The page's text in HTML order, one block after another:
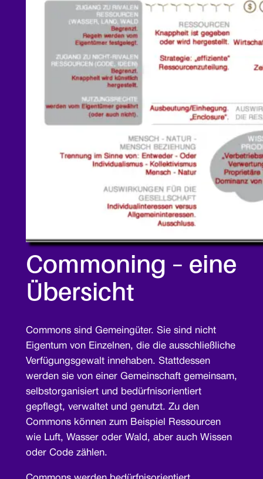
Commoning – eine
Übersicht
Commons sind Gemeingüter. Sie sind nicht
Eigentum von Einzelnen, die die ausschließliche
Verfügungsgewalt innehaben. Stattdessen
werden sie von einer Gemeinschaft gemeinsam,
selbstorganisiert und bedürfnisorientiert
gepflegt, verwaltet und genutzt. Zu den
Commons können zum Beispiel Ressourcen
wie Luft, Wasser oder Wald, aber auch Wissen
oder Code zählen.